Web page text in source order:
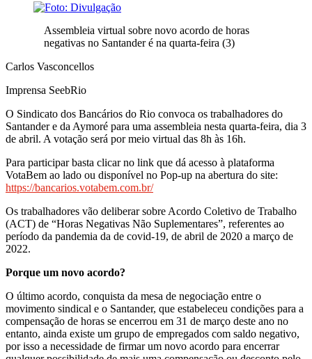
Assembleia virtual sobre novo acordo de horas
negativas no Santander é na quarta-feira (3)
Carlos Vasconcellos
Imprensa SeebRio
O Sindicato dos Bancários do Rio convoca os trabalhadores do
Santander e da Aymoré para uma assembleia nesta quarta-feira, dia 3
de abril. A votação será por meio virtual das 8h às 16h.
Para participar basta clicar no link que dá acesso à plataforma
VotaBem ao lado ou disponível no Pop-up na abertura do site:
https://bancarios.votabem.com.br/
Os trabalhadores vão deliberar sobre Acordo Coletivo de Trabalho
(ACT) de “Horas Negativas Não Suplementares”, referentes ao
período da pandemia da de covid-19, de abril de 2020 a março de
2022.
Porque um novo acordo?
O último acordo, conquista da mesa de negociação entre o
movimento sindical e o Santander, que estabeleceu condições para a
compensação de horas se encerrou em 31 de março deste ano no
entanto, ainda existe um grupo de empregados com saldo negativo,
por isso a necessidade de firmar um novo acordo para encerrar